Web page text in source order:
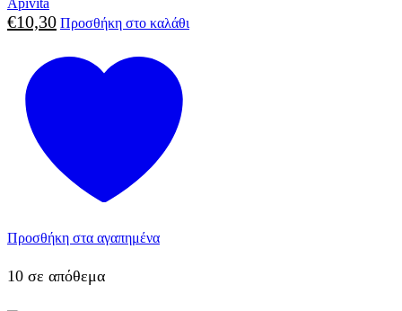
Apivita
€10,30 Προσθήκη στο καλάθι
Προσθήκη στα αγαπημένα
10 σε απόθεμα